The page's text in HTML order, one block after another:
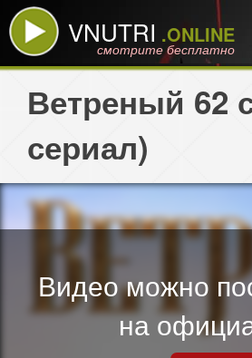
VNUTRI .ONLINE
смотрите бесплатно
Ветреный 62
сериал)
Видео можно
на